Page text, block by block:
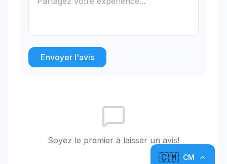
Envoyer l'avis
Soyez le premier à laisser un avis!
🇨🇲 CM